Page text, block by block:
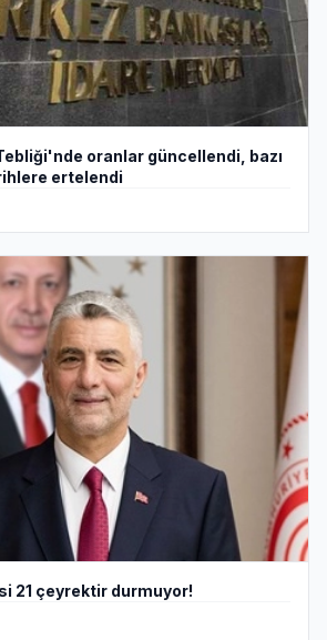
oranlar güncellendi, bazı
ertelendi
21 çeyrektir durmuyor!